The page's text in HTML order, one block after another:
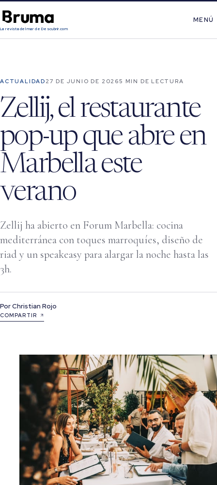
La revista del mar de Descubrir.com
MENÚ
ACTUALIDAD 27 DE JUNIO DE 20265 MIN DE LECTURA
Zellij, el restaurante
pop-up que abre en
Marbella este
verano
Zellij ha abierto en Forum Marbella: cocina
mediterránea con toques marroquíes, diseño de
riad y un speakeasy para alargar la noche hasta las
3h.
PorChristian Rojo
COMPARTIR